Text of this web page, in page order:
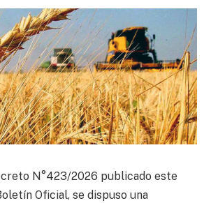
N°423/2026 publicado este
Oficial, se dispuso una